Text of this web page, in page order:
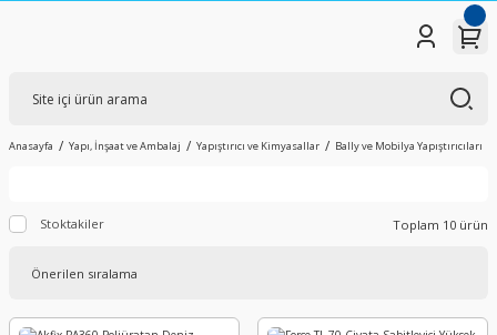
Anasayfa Yapı, İnşaat ve Ambalaj Yapıştırıcı ve Kimyasallar Bally ve Mobilya Yapıştırıcıları
Stoktakiler Toplam 10 ürün